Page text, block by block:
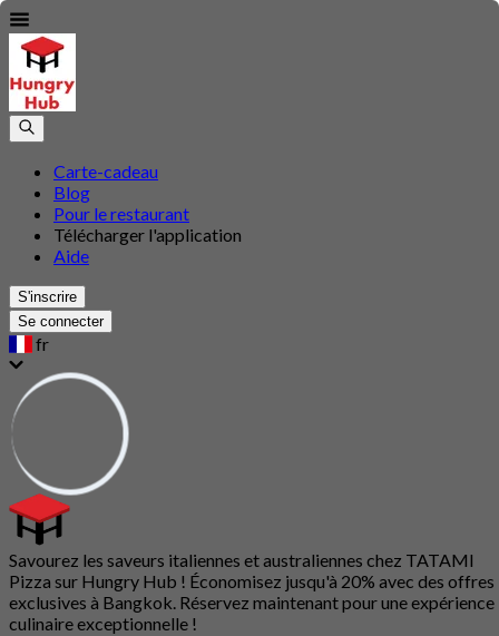
Carte-cadeau
Blog
Pour le restaurant
Télécharger l'application
Aide
S'inscrire
Se connecter
fr
Savourez les saveurs italiennes et australiennes chez TATAMI
Pizza sur Hungry Hub ! Économisez jusqu'à 20% avec des offres
exclusives à Bangkok. Réservez maintenant pour une expérience
culinaire exceptionnelle !